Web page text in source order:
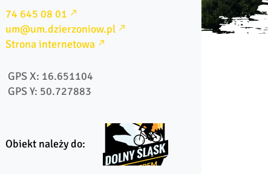
74 645 08 01
um@um.dzierzoniow.pl
Strona internetowa
GPS X: 16.651104
GPS Y: 50.727883
Obiekt należy do: